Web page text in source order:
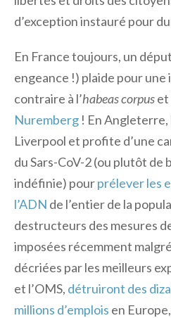
d’exception instauré pour
En France toujours, un
engeance !) plaide pour
contraire à l’habeas corpuset
Nuremberg ! En Angleterre,
Liverpool et profite d’une
du Sars-CoV-2 (ou plutôt de
indéfinie) pourprélever les
l’ADN de l’entier de la
destructeurs des mesures
imposées récemment
décriées par les meilleurs
et l’OMS, détruiront des
millions d’emplois en